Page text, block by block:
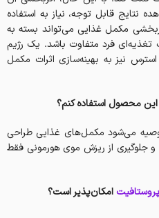
نتایج قابل توجه، نیاز به استفاده
6 ماه دارد. اثربخشی مکمل غذایی می‌تواند بسته به
فرد متفاوت باشد. یک رژیم
نیز به بهینه‌سازی اثرات مکمل
می‌شود مکمل‌های غذایی طراحی
جلوگیری از ریزش موی هورمونی فقط
پروستافیتامکان‌پذیر است؟